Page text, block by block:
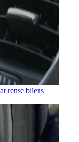
rense bilens